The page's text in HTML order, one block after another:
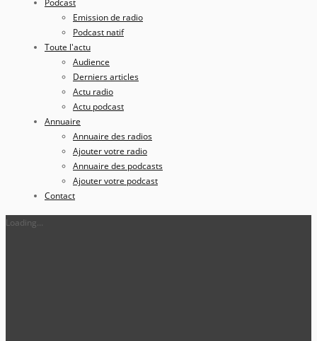
Podcast
Emission de radio
Podcast natif
Toute l'actu
Audience
Derniers articles
Actu radio
Actu podcast
Annuaire
Annuaire des radios
Ajouter votre radio
Annuaire des podcasts
Ajouter votre podcast
Contact
Loading...